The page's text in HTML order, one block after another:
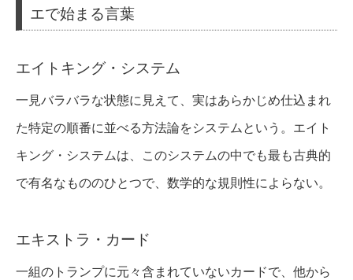
エで始まる言葉
エイトキング・システム
一見バラバラな状態に見えて、実はあらかじめ仕込まれ
た特定の順番に並べる方法論をシステムという。エイト
キング・システムは、このシステムの中でも最も古典的
で有名なもののひとつで、数学的な規則性によらない。
エキストラ・カード
一組のトランプに元々含まれていないカードで、他から